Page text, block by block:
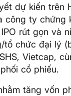
dự kiến trên
công ty chứng
rút gọn và
tổ chức đại lý
Vietcap,
cổ phiếu.
tăng vốn